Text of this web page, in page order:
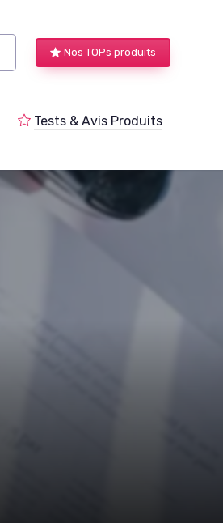
Nos TOPs produits
Tests & Avis Produits